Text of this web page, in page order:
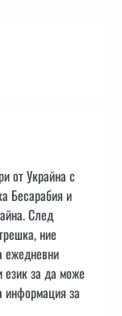
от Украйна с
Бесарабия и
След
ние
ежедневни
език за да може
информация за